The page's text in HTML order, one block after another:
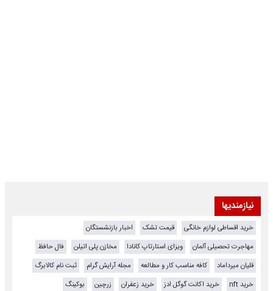
نیازمندیها
خرید اقساطی لوازم خانگی قیمت تشک
اخبار بازنشستگان
مهاجرت تحصیلی آلمان
ویزای استارتاپ کانادا مخازن پلی اتیلن
فال حافظ
قلیان میرداماد
کافه مناسب کار و مطالعه مجله آرایش گرام
ثبت نام کالابرگ
خرید nft
خرید اکانت گوگل ادز خرید زعفران زرچین
بوکینگ